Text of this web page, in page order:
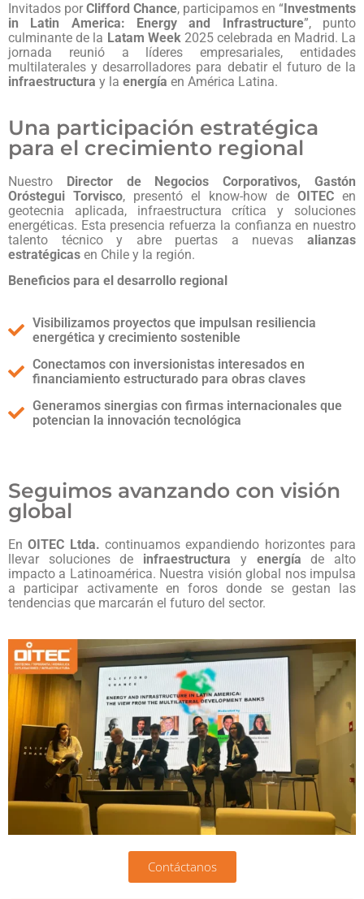
Invitados por Clifford Chance, participamos en “ Investments
in
Latin America: Energyand Infrastructure”, punto
culminantede la Latam Week 2025celebrada en Madrid. La
jornada reunió a líderesempresariales,entidades
multilateralesydesarrolladores para debatir el futuro de la
infraestructura y la energía en América Latina.
Una participación estratégica
para el crecimiento regional
Nuestro Director de NegociosCorporativos,Gastón
Oróstegui Torvisco, presentó el know-how de OITEC en
geotecnia aplicada, infraestructuracríticay soluciones
energéticas. Esta presencia refuerza la confianzaen nuestro
talento técnicoy abre puertas a nuevasalianzas
estratégicas en Chile y la región.
Beneficios para el desarrollo regional
Visibilizamos proyectos que impulsan resiliencia
energética y crecimiento sostenible
Conectamos con inversionistas interesados en
financiamiento estructurado para obras claves
Generamos sinergias con firmas internacionales que
potencian la innovación tecnológica
Seguimos avanzando con visión
global
EnOITEC Ltda. continuamosexpandiendo horizontes para
llevar solucionesde infraestructura y energía de alto
impacto a Latinoamérica. Nuestra visiónglobal nos impulsa
a participar activamente en forosdonde se gestan
las
tendencias que marcarán el futuro del sector.
Contáctanos